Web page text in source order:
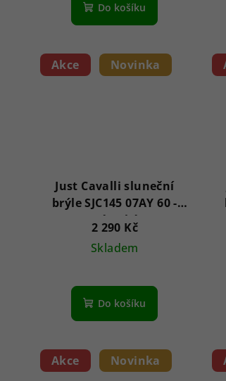
Do košíku
Akce Novinka
Just Cavalli sluneční
brýle SJC145 07AY 60 -
Dámské
2 290 Kč
Skladem
Do košíku
Akce Novinka